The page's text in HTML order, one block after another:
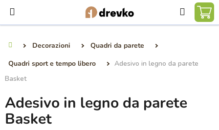
contenuto
Ricerca
Decorazioni
Quadri da parete
Quadri sport e tempo libero
Adesivo in legno da parete
Basket
Adesivo in legno da parete
Basket